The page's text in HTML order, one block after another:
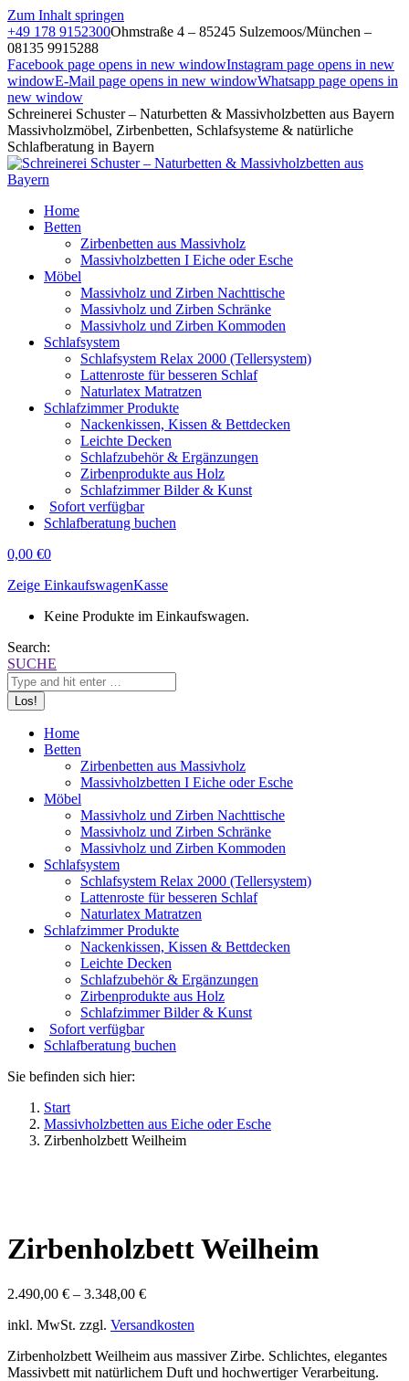
Zum Inhalt springen
+49 178 9152300Ohmstraße 4 – 85245 Sulzemoos/München –
08135 9915288
Facebook page opens in new windowInstagram page opens in new
windowE-Mail page opens in new windowWhatsapp page opens in
new window
Schreinerei Schuster – Naturbetten & Massivholzbetten aus Bayern
Massivholzmöbel, Zirbenbetten, Schlafsysteme & natürliche
Schlafberatung in Bayern
Home
Betten
Zirbenbetten aus Massivholz
Massivholzbetten I Eiche oder Esche
Möbel
Massivholz und Zirben Nachttische
Massivholz und Zirben Schränke
Massivholz und Zirben Kommoden
Schlafsystem
Schlafsystem Relax 2000 (Tellersystem)
Lattenroste für besseren Schlaf
Naturlatex Matratzen
Schlafzimmer Produkte
Nackenkissen, Kissen & Bettdecken
Leichte Decken
Schlafzubehör & Ergänzungen
Zirbenprodukte aus Holz
Schlafzimmer Bilder & Kunst
Sofort verfügbar
Schlafberatung buchen
0,00 €0
Zeige EinkaufswagenKasse
Keine Produkte im Einkaufswagen.
Search:
SUCHE
Home
Betten
Zirbenbetten aus Massivholz
Massivholzbetten I Eiche oder Esche
Möbel
Massivholz und Zirben Nachttische
Massivholz und Zirben Schränke
Massivholz und Zirben Kommoden
Schlafsystem
Schlafsystem Relax 2000 (Tellersystem)
Lattenroste für besseren Schlaf
Naturlatex Matratzen
Schlafzimmer Produkte
Nackenkissen, Kissen & Bettdecken
Leichte Decken
Schlafzubehör & Ergänzungen
Zirbenprodukte aus Holz
Schlafzimmer Bilder & Kunst
Sofort verfügbar
Schlafberatung buchen
Sie befinden sich hier:
Start
Massivholzbetten aus Eiche oder Esche
Zirbenholzbett Weilheim
Zirbenholzbett Weilheim
2.490,00 € – 3.348,00 €
inkl. MwSt. zzgl. Versandkosten
Zirbenholzbett Weilheim aus massiver Zirbe. Schlichtes, elegantes
Massivbett mit natürlichem Duft und hochwertiger Verarbeitung.